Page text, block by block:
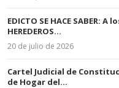
17 de junio de 2026
EDICTO SE HACE SABER: A
HEREDEROS...
20 de julio de 2026
Cartel Judicial de
de Hogar del...